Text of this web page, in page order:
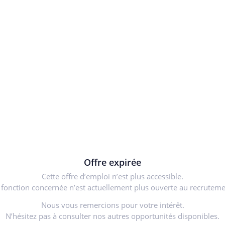
Offre expirée
Cette offre d’emploi n’est plus accessible.
concernée n’est actuellement plus ouverte au
Nous vous remercions pour votre intérêt.
N’hésitez pas à consulter nos autres opportunités disponibles.